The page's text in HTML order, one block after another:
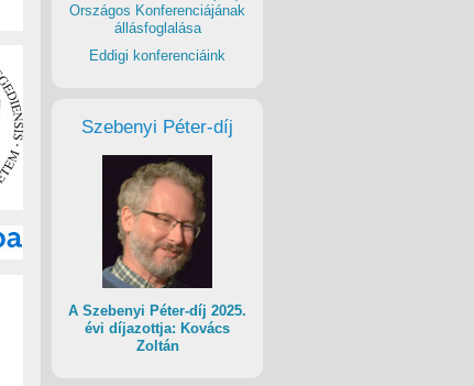
Országos Konferenciájának
állásfoglalása
Eddigi konferenciáink
Szebenyi Péter-díj
A Szebenyi Péter-díj 2025.
évi díjazottja: Kovács
Zoltán